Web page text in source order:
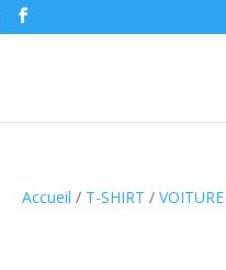
Accueil / T-SHIRT /